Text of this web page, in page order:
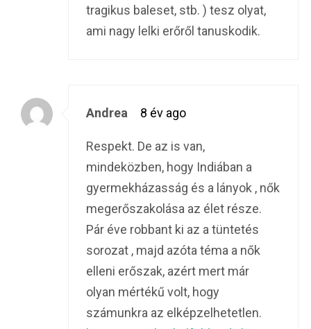
tragikus baleset, stb. ) tesz olyat,
ami nagy lelki erőről tanuskodik.
Andrea 8 év ago
Respekt. De az is van,
mindeközben, hogy Indiában a
gyermekházasság és a lányok , nők
megerőszakolása az élet része.
Pár éve robbant ki az a tüntetés
sorozat , majd azóta téma a nők
elleni erőszak, azért mert már
olyan mértékű volt, hogy
számunkra az elképzelhetetlen.